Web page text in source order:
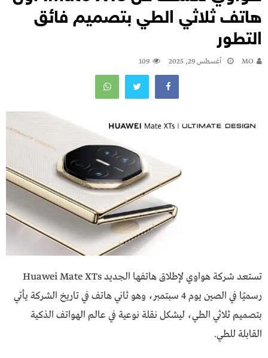
هاتف ثلاثي الطي بتصميم فائق
التطور
MO أغسطس 29, 2025 109
تستعد شركة هواوي لإطلاق هاتفها الجديد Huawei Mate XTs
رسميًا في الصين يوم 4 سبتمبر، وهو ثاني هاتف في تاريخ الشركة يأتي
بتصميم ثلاثي الطي، ليشكل نقلة نوعية في عالم الهواتف الذكية
القابلة للطي.